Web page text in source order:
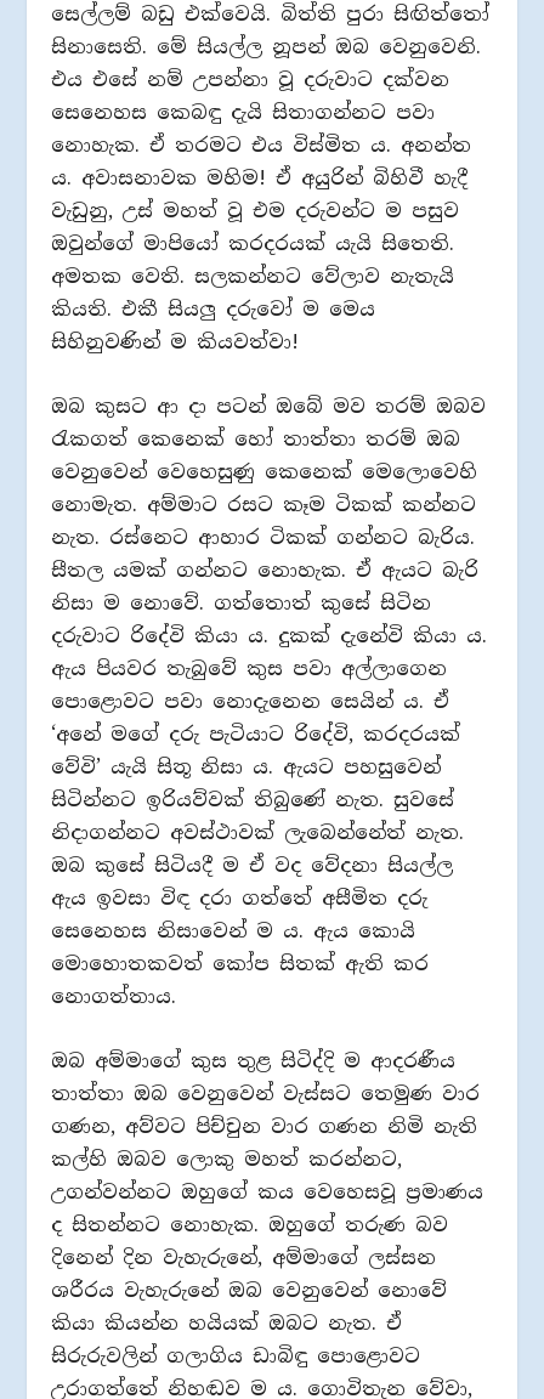
සෙල්ලම් බඩු එක්වෙයි. බිත්ති පුරා සිඟිත්තෝ
සිනාසෙති. මේ සියල්ල නූපන් ඔබ වෙනුවෙනි.
එය එසේ නම් උපන්නා වූ දරුවාට දක්වන
සෙනෙහස කෙබඳු දැයි සිතාගන්නට පවා
නොහැක. ඒ තරමට එය විස්මිත ය. අනන්ත
ය. අවාසනාවක මහිම! ඒ අයුරින් බිහිවී හැදී
වැඩුනු, උස් මහත් වූ එම දරුවන්ට ම පසුව
ඔවුන්ගේ මාපියෝ කරදරයක් යැයි සිතෙති.
අමතක වෙති. සලකන්නට වේලාව නැතැයි
කියති. එකී සියලු දරුවෝ ම මෙය
සිහිනුවණින් ම කියවත්වා!
ඔබ කුසට ආ දා පටන් ඔබේ මව තරම් ඔබව
රැකගත් කෙනෙක් හෝ තාත්තා තරම් ඔබ
වෙනුවෙන් වෙහෙසුණු කෙනෙක් මෙලොවෙහි
නොමැත. අම්මාට රසට කෑම ටිකක් කන්නට
නැත. රස්නෙට ආහාර ටිකක් ගන්නට බැරිය.
සීතල යමක් ගන්නට නොහැක. ඒ ඇයට බැරි
නිසා ම නොවේ. ගත්තොත් කුසේ සිටින
දරුවාට රිදේවි කියා ය. දුකක් දැනේවි කියා ය.
ඇය පියවර තැබුවේ කුස පවා අල්ලාගෙන
පොළොවට පවා නොදැනෙන සෙයින් ය. ඒ
‘අනේ මගේ දරු පැටියාට රිදේවි, කරදරයක්
වේවි’ යැයි සිතූ නිසා ය. ඇයට පහසුවෙන්
සිටින්නට ඉරියව්වක් තිබුණේ නැත. සුවසේ
නිදාගන්නට අවස්ථාවක් ලැබෙන්නේත් නැත.
ඔබ කුසේ සිටියදී ම ඒ වද වේදනා සියල්ල
ඇය ඉවසා විඳ දරා ගත්තේ අසීමිත දරු
සෙනෙහස නිසාවෙන් ම ය. ඇය කොයි
මොහොතකවත් කෝප සිතක් ඇති කර
නොගත්තාය.
ඔබ අම්මාගේ කුස තුළ සිටිද්දි ම ආදරණීය
තාත්තා ඔබ වෙනුවෙන් වැස්සට තෙමුණ වාර
ගණන, අව්වට පිච්චුන වාර ගණන නිමි නැති
කල්හි ඔබව ලොකු මහත් කරන්නට,
උගන්වන්නට ඔහුගේ කය වෙහෙසවූ ප්‍රමාණය
ද සිතන්නට නොහැක. ඔහුගේ තරුණ බව
දිනෙන් දින වැහැරුනේ, අම්මාගේ ලස්සන
ශරීරය වැහැරුනේ ඔබ වෙනුවෙන් නොවේ
කියා කියන්න හයියක් ඔබට නැත. ඒ
සිරුරුවලින් ගලාගිය ඩාබිඳු පොළොවට
උරාගත්තේ නිහඬව ම ය. ගොවිතැන වේවා,